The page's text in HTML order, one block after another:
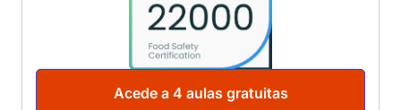
Acede a 4 aulas gratuitas